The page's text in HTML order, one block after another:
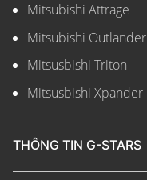
Mitsubishi Attrage
Mitsubishi Outlander
Mitsusbishi Triton
Mitsusbishi Xpander
THÔNG TIN G-STARS